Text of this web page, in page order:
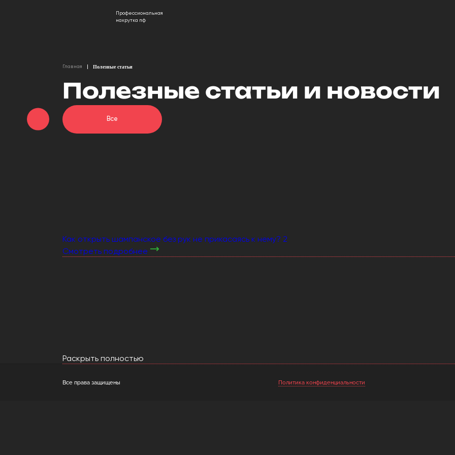
Профессиональная
накрутка пф
Главная Полезные статьи
Полезные статьи и новости
Все
Как открыть шампанское без рук не прикасаясь к нему? 2
Смотреть подробнее
Раскрыть полностью
Все права защищены Политика конфиденциальности